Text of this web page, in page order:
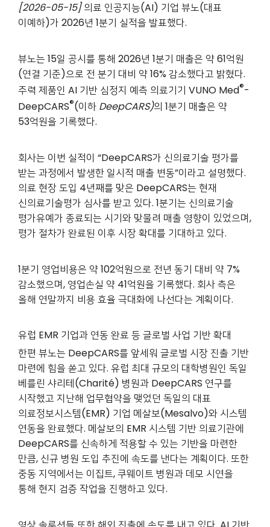
[2026-05-15]의료 인공지능(AI) 기업 뷰노(대표
이예하)가 2026년 1분기 실적을 발표했다.
뷰노는 15일 공시를 통해 2026년 1분기 매출은 약 61억원
(연결 기준)으로 전 분기 대비 약 16% 감소했다고 밝혔다.
주력 제품인 AI 기반 심정지 예측 의료기기 VUNO Med®-
DeepCARS®(이하 DeepCARS)의 1분기 매출은 약
53억원을 기록했다.
회사는 이번 실적이 “DeepCARS가 신의료기술 평가를
받는 과정에서 발생한 일시적 매출 변동”이라고 설명했다.
의료 현장 도입 4년째를 맞은 DeepCARS는 현재
신의료기술평가 심사를 받고 있다. 1분기는 신의료기술
평가유예가 종료되는 시기와 맞물려 매출 영향이 있었으며,
평가 절차가 완료된 이후 시장 확대를 기대하고 있다.
1분기 영업비용은 약 102억원으로 전년 동기 대비 약 7%
감소했으며, 영업손실 약 41억원을 기록했다. 회사 측은
올해 연말까지 비용 효율 극대화에 나선다는 계획이다.
유럽 EMR 기업과 연동 완료 등 글로벌 사업 기반 확대
한편 뷰노는 DeepCARS를 앞세워 글로벌 시장 진출 기반
마련에 힘을 쏟고 있다. 유럽 최대 규모의 대학병원인 독일
베를린 샤리테(Charité) 병원과 DeepCARS 연구를
시작했고 지난해 업무협약을 맺었던 독일의 대표
의료정보시스템(EMR) 기업 메살보(Mesalvo)와 시스템
연동을 완료했다. 메살보의 EMR 시스템 기반 의료기관에
DeepCARS를 신속하게 적용할 수 있는 기반을 마련한
만큼, 신규 병원 도입 추진에 속도를 낸다는 계획이다. 또한
중동 지역에서는 이집트, 쿠웨이트 병원과 데모 시연을
통해 현지 검증 작업을 진행하고 있다.